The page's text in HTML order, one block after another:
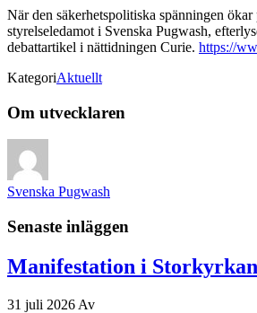
När den säkerhetspolitiska spänningen
styrelseledamot i Svenska Pugwash,
debattartikel i nättidningen Curie. https://
KategoriAktuellt
Om utvecklaren
Svenska Pugwash
Senaste inläggen
Manifestation i
31 juli 2026 Av